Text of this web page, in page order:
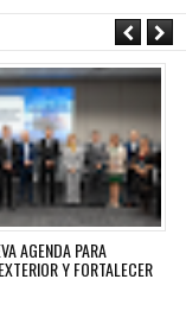
AGENDA PARA
Y FORTALECER